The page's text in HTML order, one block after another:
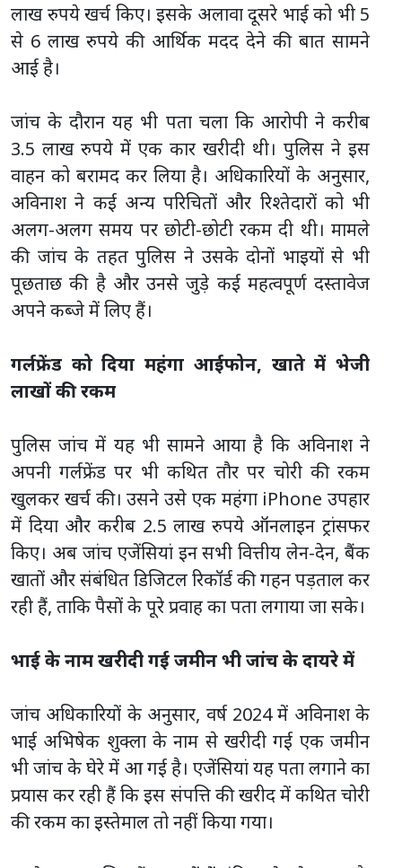
लाख रुपये खर्च किए। इसके अलावा दूसरे भाई को भी 5
से 6 लाख रुपये की आर्थिक मदद देने की बात सामने
आई है।
जांच के दौरान यह भी पता चला कि आरोपी ने करीब
3.5 लाख रुपये में एक कार खरीदी थी। पुलिस ने इस
वाहन को बरामद कर लिया है। अधिकारियों के अनुसार,
अविनाश ने कई अन्य परिचितों और रिश्तेदारों को भी
अलग-अलग समय पर छोटी-छोटी रकम दी थी। मामले
की जांच के तहत पुलिस ने उसके दोनों भाइयों से भी
पूछताछ की है और उनसे जुड़े कई महत्वपूर्ण दस्तावेज
अपने कब्जे में लिए हैं।
गर्लफ्रेंड को दिया महंगा आईफोन, खाते में भेजी
लाखों की रकम
पुलिस जांच में यह भी सामने आया है कि अविनाश ने
अपनी गर्लफ्रेंड पर भी कथित तौर पर चोरी की रकम
खुलकर खर्च की। उसने उसे एक महंगा iPhone उपहार
में दिया और करीब 2.5 लाख रुपये ऑनलाइन ट्रांसफर
किए। अब जांच एजेंसियां इन सभी वित्तीय लेन-देन, बैंक
खातों और संबंधित डिजिटल रिकॉर्ड की गहन पड़ताल कर
रही हैं, ताकि पैसों के पूरे प्रवाह का पता लगाया जा सके।
भाई के नाम खरीदी गई जमीन भी जांच के दायरे में
जांच अधिकारियों के अनुसार, वर्ष 2024 में अविनाश के
भाई अभिषेक शुक्ला के नाम से खरीदी गई एक जमीन
भी जांच के घेरे में आ गई है। एजेंसियां यह पता लगाने का
प्रयास कर रही हैं कि इस संपत्ति की खरीद में कथित चोरी
की रकम का इस्तेमाल तो नहीं किया गया।